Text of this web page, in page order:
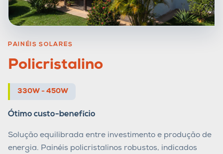
PAINÉIS SOLARES
Policristalino
330W - 450W
Ótimo custo-benefício
Solução equilibrada entre investimento e produção de
energia. Painéis policristalinos robustos, indicados